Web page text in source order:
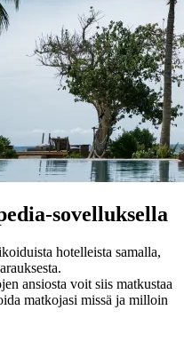
sovelluksella
hotelleista samalla,
ansiosta voit siis matkustaa
matkojasi missä ja milloin